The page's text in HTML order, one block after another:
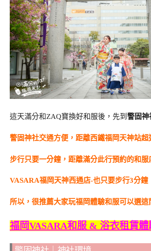
這天滿分和ZAQ寶換好和服後，先到 警固神
警固神社交通方便，距離西鐵福岡天神站超
步行只要一分鐘，距離滿分此行預約的和服
VASARA福岡天神西通店-也只要步行3分鐘
所以，很推薦大家玩福岡體驗和服可以選這
福岡VASARA和服 & 浴衣租賃